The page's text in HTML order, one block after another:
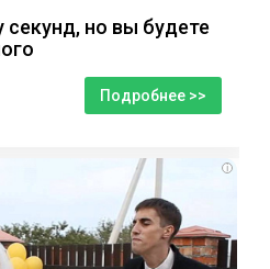
секунд, но вы будете
Подробнее >>
i